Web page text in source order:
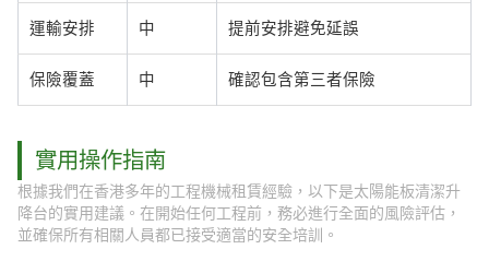
運輸安排 中 提前安排避免延誤
保險覆蓋 中 確認包含第三者保險
實用操作指南
根據我們在香港多年的工程機械租賃經驗，以下是太陽能板清潔升
降台的實用建議。在開始任何工程前，務必進行全面的風險評估，
並確保所有相關人員都已接受適當的安全培訓。